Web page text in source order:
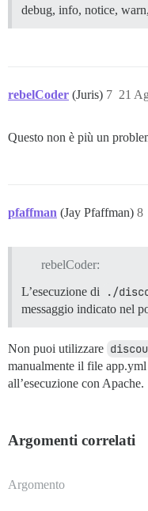
debug, info, notice,
rebelCoder (Juris) 21
7
Questo non è più un
pfaffman (Jay Pfaffman) 8
rebelCoder:
L’esecuzione di
./
messaggio indicato nel
Non puoi utilizzare
manualmente il file
all’esecuzione con Apache.
Argomenti correlati
Argomento